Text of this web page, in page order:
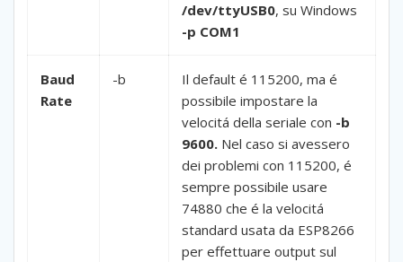
/dev/ttyUSB0, su Windows
-p COM1
Baud
Rate
-b
Il default é 115200, ma é
possibile impostare la
velocitá della seriale con -b
9600. Nel caso si avessero
dei problemi con 115200, é
sempre possibile usare
74880 che é la velocitá
standard usata da ESP8266
per effettuare output sul